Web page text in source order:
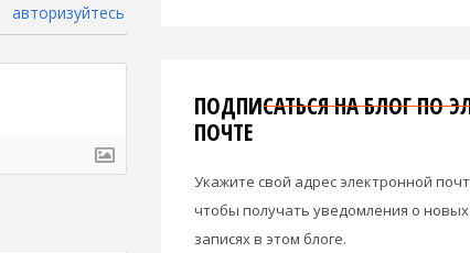
авторизуйтесь
ПОДПИСАТЬСЯ НА БЛОГ ПО
ПОЧТЕ
Укажите свой адрес электронной
чтобы получать уведомления о новых
записях в этом блоге.